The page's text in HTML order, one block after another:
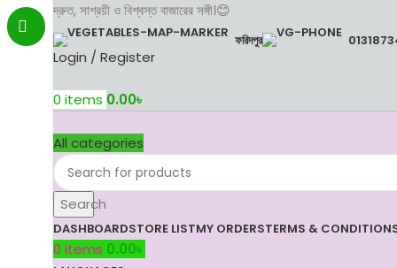
দ্রুত, সাশ্রয়ী ও বিশ্বস্ত বাজারের সঙ্গী।😊
ফরিদপুর
Login / Register
0 items 0.00৳
All categories
Search
DASHBOARDSTORE LISTMY ORDERSTERMS &
0 items 0.00৳